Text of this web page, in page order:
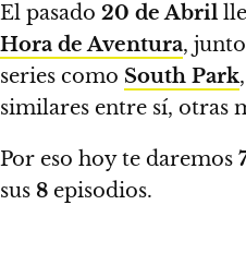
El pasado 20 de Abril
Hora de Aventura,
series como South Park,
similares entre sí, otras
Por eso hoyte daremos
sus 8 episodios.